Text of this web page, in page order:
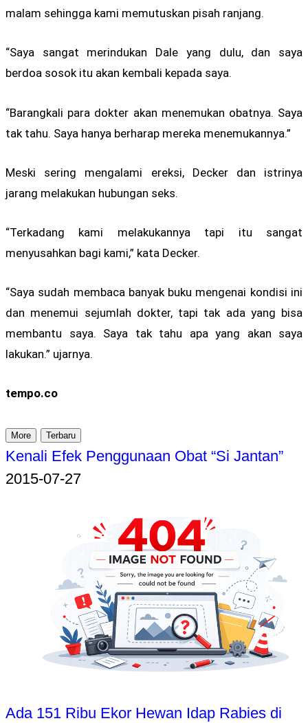
malam sehingga kami memutuskan pisah ranjang.
“Saya sangat merindukan Dale yang dulu, dan saya
berdoa sosok itu akan kembali kepada saya.
“Barangkali para dokter akan menemukan obatnya. Saya
tak tahu. Saya hanya berharap mereka menemukannya.”
Meski sering mengalami ereksi, Decker dan istrinya
jarang melakukan hubungan seks.
“Terkadang kami melakukannya tapi itu sangat
menyusahkan bagi kami,” kata Decker.
“Saya sudah membaca banyak buku mengenai kondisi ini
dan menemui sejumlah dokter, tapi tak ada yang bisa
membantu saya. Saya tak tahu apa yang akan saya
lakukan.” ujarnya.
tempo.co
More Terbaru
Kenali Efek Penggunaan Obat “Si Jantan”
2015-07-27
Ada 151 Ribu Ekor Hewan Idap Rabies di